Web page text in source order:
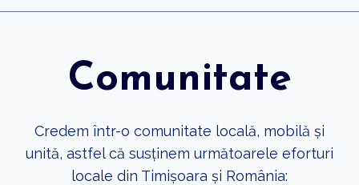
Comunitate
Credem într-o comunitate locală, mobilă și
unită, astfel că susținem următoarele eforturi
locale din Timișoara și România: